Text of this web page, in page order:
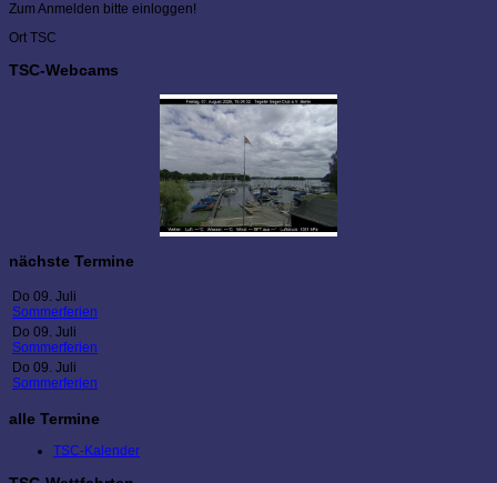
Zum Anmelden bitte einloggen!
Ort TSC
TSC-Webcams
nächste Termine
Do 09. Juli
Sommerferien
Do 09. Juli
Sommerferien
Do 09. Juli
Sommerferien
alle Termine
TSC-Kalender